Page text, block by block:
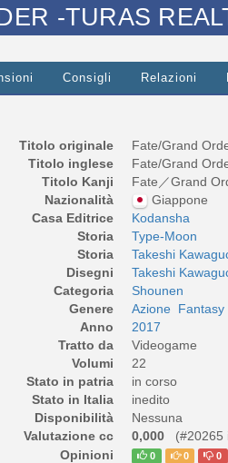
-TURAS
Consigli Relazioni
Titolo originale
Fate/Grand
Titolo inglese
Fate/Grand
Titolo Kanji
Fate／Grand
Nazionalità
Giappone
Casa Editrice
Kodansha
Storia
Type-Moon
Storia
Takeshi
Disegni
Takeshi
Categoria
Shounen
Genere
Azione Fantasy
Anno
2017
Tratto da
Videogame
Volumi
22
Stato in patria
in corso
Stato in Italia
inedito
Disponibilità
Nessuna
Valutazione cc
0,000 (#20265
Opinioni
0 0 0